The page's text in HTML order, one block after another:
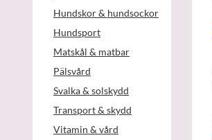
Hundskor & hundsockor
Hundsport
Matskål & matbar
Pälsvård
Svalka & solskydd
Transport & skydd
Vitamin & vård